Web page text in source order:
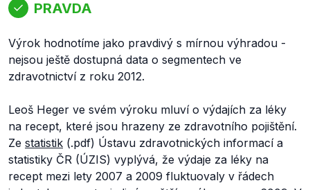
PRAVDA
Výrok hodnotíme jako pravdivý s mírnou výhradou -
nejsou ještě dostupná data o segmentech ve
zdravotnictví z roku 2012.
Leoš Heger ve svém výroku mluví o výdajích za léky
na recept, které jsou hrazeny ze zdravotního pojištění.
Ze statistik (.pdf) Ústavu zdravotnických informací a
statistiky ČR (ÚZIS) vyplývá, že výdaje za léky na
recept mezi lety 2007 a 2009 fluktuovaly v řádech